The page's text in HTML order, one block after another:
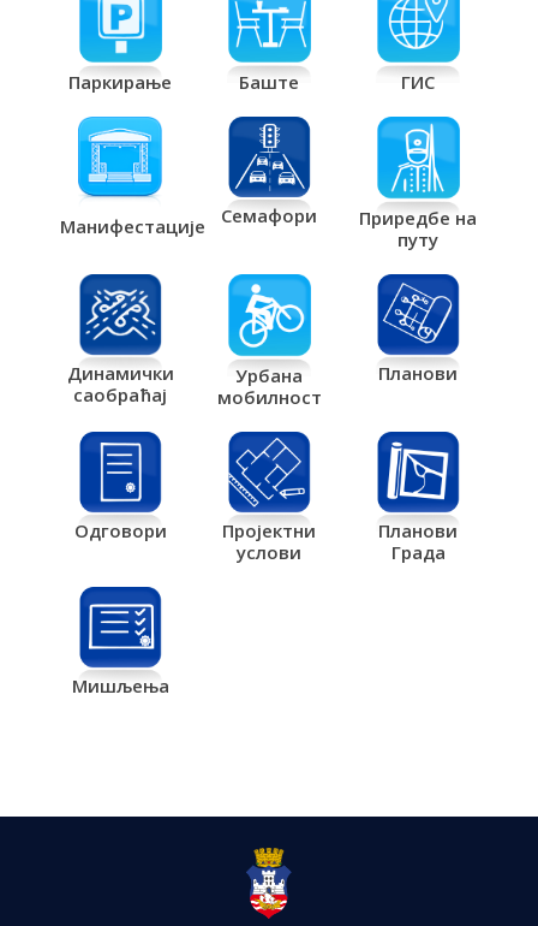
Паркирање Баште ГИС
Манифестације Семафори
Приредбе на
путу
Динамички
саобраћај
Урбана
мобилност
Планови
Одговори
Пројектни
услови
Планови
Града
Мишљења